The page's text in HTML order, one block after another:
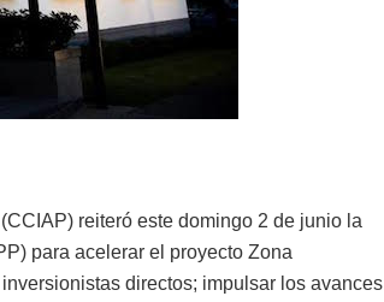
reiteró este domingo 2 de junio la
para acelerar el proyecto Zona
directos; impulsar los avances